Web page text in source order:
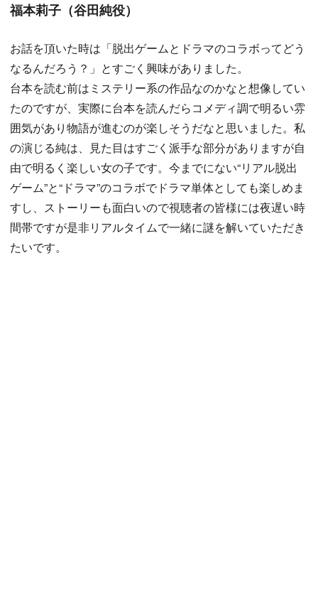
福本莉子（谷田純役）
お話を頂いた時は「脱出ゲームとドラマのコラボってどう
なるんだろう？」とすごく興味がありました。
台本を読む前はミステリー系の作品なのかなと想像してい
たのですが、実際に台本を読んだらコメディ調で明るい雰
囲気があり物語が進むのが楽しそうだなと思いました。私
の演じる純は、見た目はすごく派手な部分がありますが自
由で明るく楽しい女の子です。今までにない“リアル脱出
ゲーム”と“ドラマ”のコラボでドラマ単体としても楽しめま
すし、ストーリーも面白いので視聴者の皆様には夜遅い時
間帯ですが是非リアルタイムで一緒に謎を解いていただき
たいです。